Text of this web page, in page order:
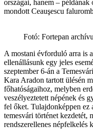
országai, hanem –
mondott Ceauşescu
Fotó: Fortepan
A mostani évforduló arra is
ellenállásunk egy jeles
szeptember 6-án a
Kara Aradon tartott ülésén
főhatóságaihoz, melyben
veszélyeztetett népének és
fel őket. Tulajdonképpen ez
temesvári történet kezdetét,
rendszerellenes népfelkelés